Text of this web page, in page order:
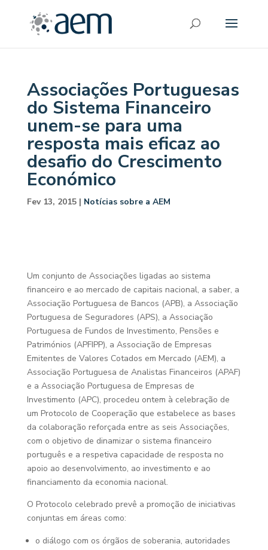
Associações Portuguesas
do Sistema Financeiro
unem-se para uma
resposta mais eficaz ao
desafio do Crescimento
Económico
Fev 13, 2015| Notícias sobre a AEM
Um conjunto de Associações ligadas ao sistema
financeiro e ao mercado de capitais nacional, a saber, a
Associação Portuguesa de Bancos (APB), a Associação
Portuguesa de Seguradores (APS), a Associação
Portuguesa de Fundos de Investimento, Pensões e
Patrimónios (APFIPP), a Associação de Empresas
Emitentes de Valores Cotados em Mercado (AEM), a
Associação Portuguesa de Analistas Financeiros (APAF)
e a Associação Portuguesa de Empresas de
Investimento (APC), procedeu ontem à celebração de
um Protocolo de Cooperação que estabelece as bases
da colaboração reforçada entre as seis Associações,
com o objetivo de dinamizar o sistema financeiro
português e a respetiva capacidade de resposta no
apoio ao desenvolvimento, ao investimento e ao
financiamento da economia nacional.
O Protocolo celebrado prevê a promoção de iniciativas
conjuntas em áreas como:
o diálogo com os órgãos de soberania, autoridades